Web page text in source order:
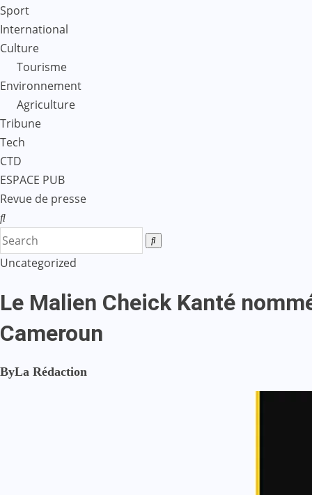
Sport
International
Culture
Tourisme
Environnement
Agriculture
Tribune
Tech
CTD
ESPACE PUB
Revue de presse
Uncategorized
Le Malien Cheick Kanté
Cameroun
ByLa Rédaction